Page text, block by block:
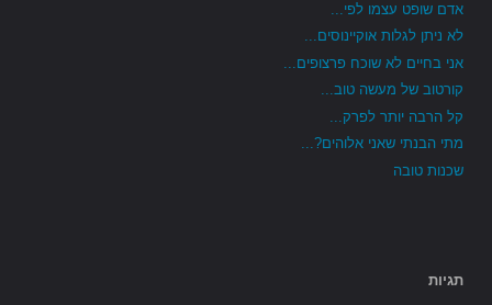
אדם שופט עצמו לפי...
לא ניתן לגלות אוקיינוסים...
אני בחיים לא שוכח פרצופים...
קורטוב של מעשה טוב...
קל הרבה יותר לפרק...
מתי הבנתי שאני אלוהים?...
שכנות טובה
תגיות